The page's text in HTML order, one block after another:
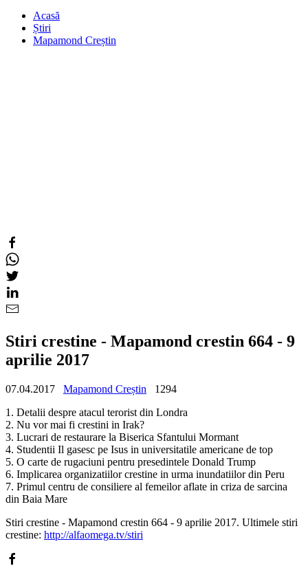
Acasă
Știri
Mapamond Creștin
Stiri crestine - Mapamond crestin 664 - 9
aprilie 2017
07.04.2017 Mapamond Creștin
1294
1. Detalii despre atacul terorist din Londra
2. Nu vor mai fi crestini in Irak?
3. Lucrari de restaurare la Biserica Sfantului Mormant
4. Studentii Il gasesc pe Isus in universitatile americane de top
5. O carte de rugaciuni pentru presedintele Donald Trump
6. Implicarea organizatiilor crestine in urma inundatiilor din Peru
7. Primul centru de consiliere al femeilor aflate in criza de sarcina
din Baia Mare
Stiri crestine - Mapamond crestin 664 - 9 aprilie 2017. Ultimele stiri
crestine: http://alfaomega.tv/stiri